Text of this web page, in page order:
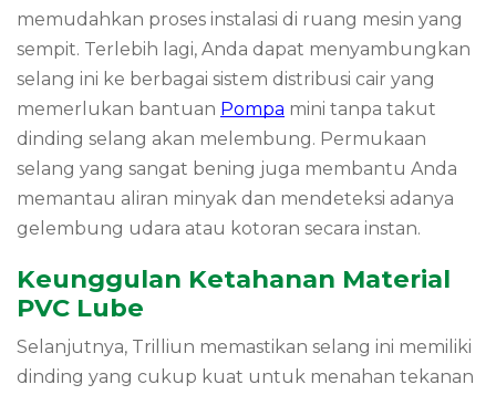
memudahkan proses instalasi di ruang mesin yang
sempit. Terlebih lagi, Anda dapat menyambungkan
selang ini ke berbagai sistem distribusi cair yang
memerlukan bantuan Pompa mini tanpa takut
dinding selang akan melembung. Permukaan
selang yang sangat bening juga membantu Anda
memantau aliran minyak dan mendeteksi adanya
gelembung udara atau kotoran secara instan.
Keunggulan Ketahanan Material
PVC Lube
Selanjutnya, Trilliun memastikan selang ini memiliki
dinding yang cukup kuat untuk menahan tekanan